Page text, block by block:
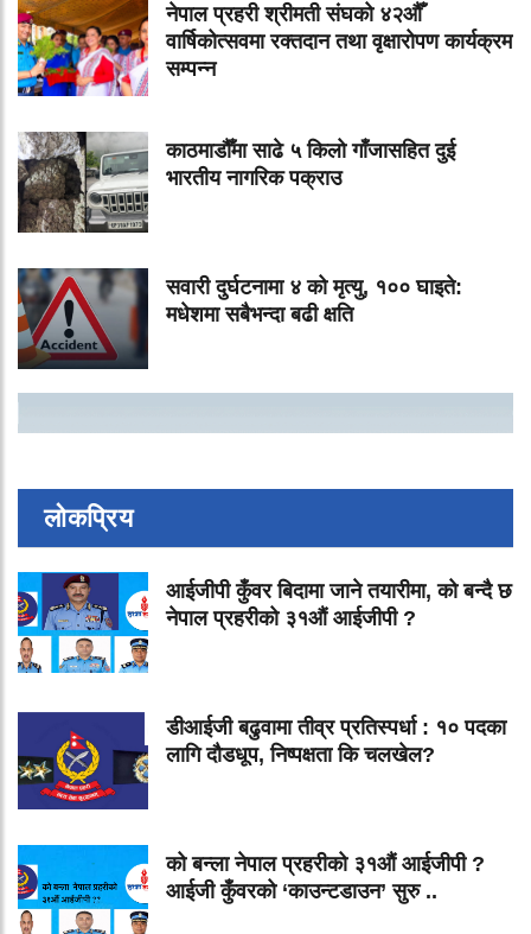
नेपाल प्रहरी श्रीमती संघको ४२औँ
वार्षिकोत्सवमा रक्तदान तथा वृक्षारोपण कार्यक्रम
सम्पन्न
काठमाडौँमा साढे ५ किलो गाँजासहित दुई
भारतीय नागरिक पक्राउ
सवारी दुर्घटनामा ४ को मृत्यु, १०० घाइते:
मधेशमा सबैभन्दा बढी क्षति
लोकप्रिय
आईजीपी कुँवर बिदामा जाने तयारीमा, को बन्दै छ
नेपाल प्रहरीको ३१औं आईजीपी ?
डीआईजी बढुवामा तीव्र प्रतिस्पर्धा : १० पदका
लागि दौडधूप, निष्पक्षता कि चलखेल?
को बन्ला नेपाल प्रहरीको ३१औं आईजीपी ?
आईजी कुँवरको ‘काउन्टडाउन’ सुरु ..